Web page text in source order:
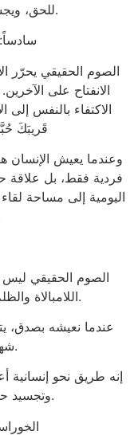
للحق، ويجسّد المحبة في أفعاله اليومية.
سادساً:
الصوم الحقيقي يحرّر
الانفتاح على
الاكتفاء بالنفس إلى
قَريبَكَ
وعندما يعيش الإنسان
فردية فقط، بل علاقة
اليومية إلى مساحة
الصوم الحقيقي
اللامبالاة والظلم، والتزام عملي بالعدالة والمحبة.
عندما نعيشه بصدق،
شهادة حيّة لقيم الإنجيل.
إنه طريق نحو إنسانية
وتجسيد حيّ للمحبة في واقعنا اليومي.